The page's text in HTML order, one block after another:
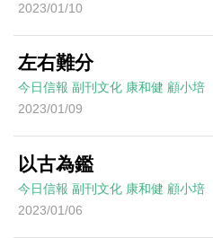
2023/01/10
左右難分
今日信報 副刊文化 康和健 顧小培
2023/01/09
以古為鑑
今日信報 副刊文化 康和健 顧小培
2023/01/06